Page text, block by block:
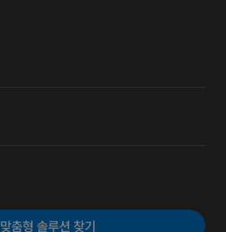
맞춤형 솔루션 찾기